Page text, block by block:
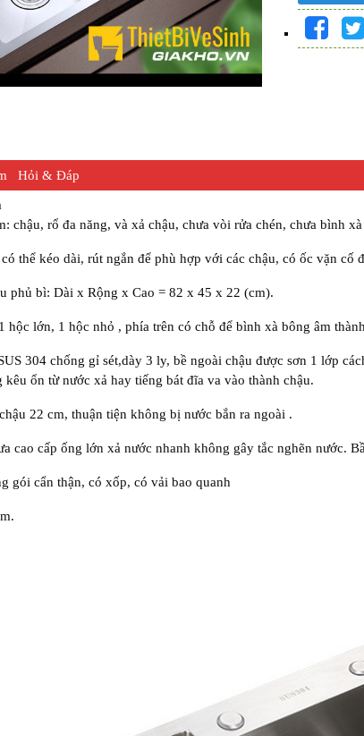
Hỏi & Đáp
chậu, rổ đa năng, và xả chậu, chưa vòi rửa chén, chưa bình
thể kéo dài, rút ngắn để phù hợp với các chậu, có ốc vặn cố
phủ bì: Dài x Rộng x Cao = 82 x 45 x 22 (cm).
hộc lớn, 1 hộc nhỏ , phía trên có chỗ để bình xà bông âm
304 chống gỉ sét,dày 3 ly, bề ngoài chậu được sơn 1 lớp
kêu ổn từ nước xả hay tiếng bát đĩa va vào thành chậu.
22 cm, thuận tiện không bị nước bắn ra ngoài .
cao cấp ống lớn xả nước nhanh không gây tắc nghẽn nước.
gói cẩn thận, có xốp, có vải bao quanh